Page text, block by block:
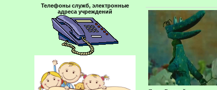
Телефоны служб, электронные
адреса учреждений